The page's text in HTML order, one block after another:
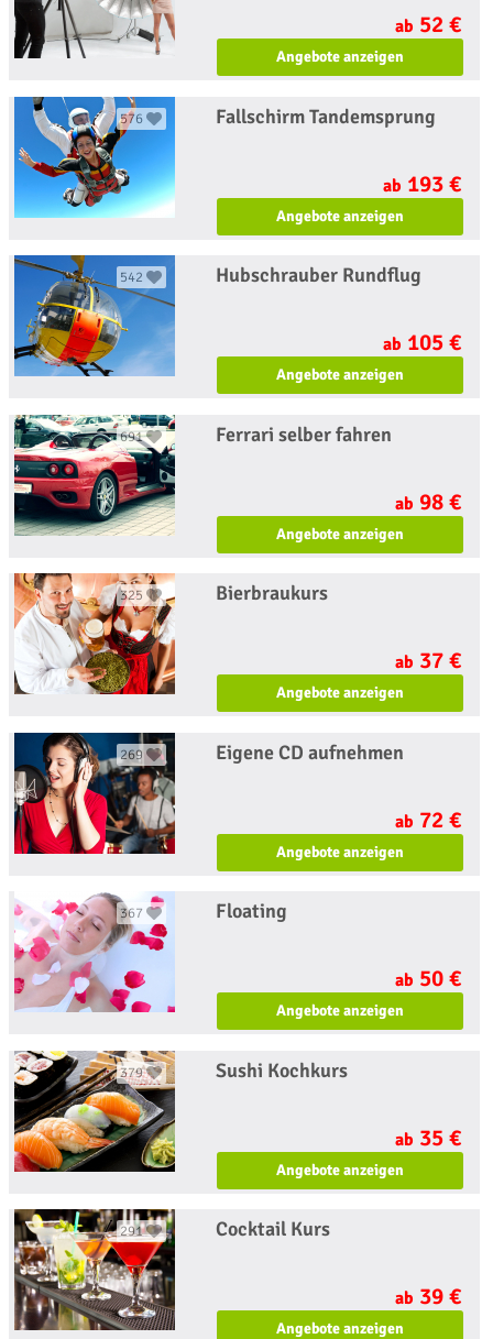
ab 52 €
Angebote anzeigen
576 Fallschirm Tandemsprung
ab 193 €
Angebote anzeigen
542 Hubschrauber Rundflug
ab 105 €
Angebote anzeigen
691 Ferrari selber fahren
ab 98 €
Angebote anzeigen
325 Bierbraukurs
ab 37 €
Angebote anzeigen
269 Eigene CD aufnehmen
ab 72 €
Angebote anzeigen
367 Floating
ab 50 €
Angebote anzeigen
379 Sushi Kochkurs
ab 35 €
Angebote anzeigen
291 Cocktail Kurs
ab 39 €
Angebote anzeigen